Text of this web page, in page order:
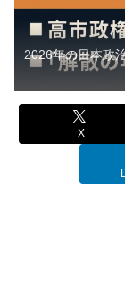
2026年の日本政
X